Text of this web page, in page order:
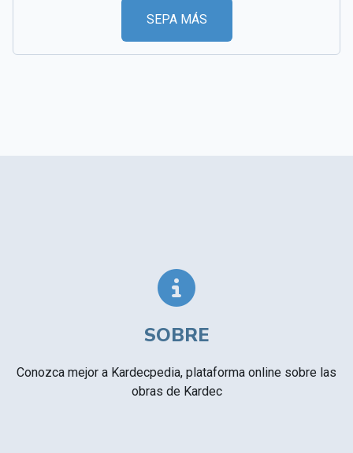
SEPA MÁS
SOBRE
Conozca mejor a Kardecpedia, plataforma online sobre las
obras de Kardec